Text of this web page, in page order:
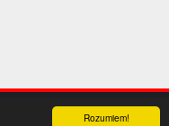
Rozumiem!